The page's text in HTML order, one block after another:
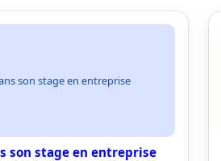
son stage en entreprise
son stage en entreprise